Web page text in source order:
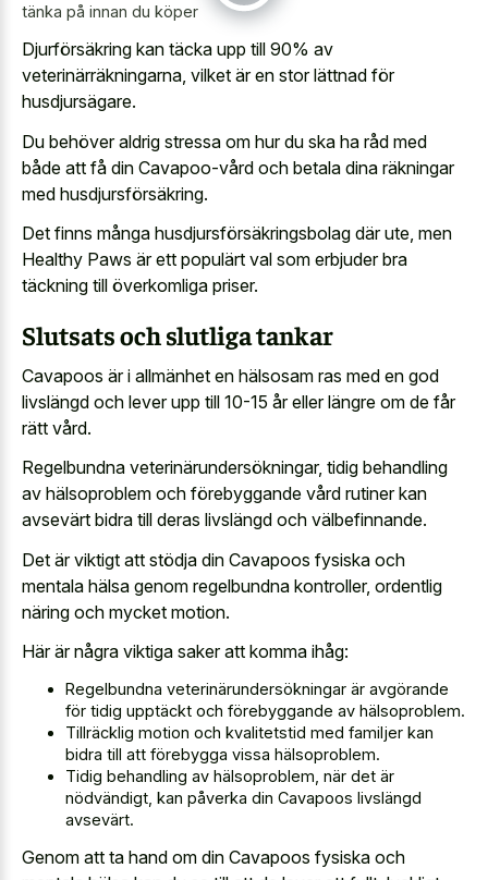
tänka på innan du köper
Djurförsäkring kan täcka upp till 90% av
veterinärräkningarna, vilket är en stor lättnad för
husdjursägare.
Du behöver aldrig stressa om hur du ska ha råd med
både att få din Cavapoo-vård och betala dina räkningar
med husdjursförsäkring.
Det finns många husdjursförsäkringsbolag där ute, men
Healthy Paws är ett populärt val som erbjuder bra
täckning till överkomliga priser.
Slutsats och slutliga tankar
Cavapoos är i allmänhet en hälsosam ras med en god
livslängd och lever upp till 10-15 år eller längre om de får
rätt vård.
Regelbundna veterinärundersökningar, tidig behandling
av hälsoproblem och förebyggande vård rutiner kan
avsevärt bidra till deras livslängd och välbefinnande.
Det är viktigt att stödja din Cavapoos fysiska och
mentala hälsa genom regelbundna kontroller, ordentlig
näring och mycket motion.
Här är några viktiga saker att komma ihåg:
Regelbundna veterinärundersökningar är avgörande
för tidig upptäckt och förebyggande av hälsoproblem.
Tillräcklig motion och kvalitetstid med familjer kan
bidra till att förebygga vissa hälsoproblem.
Tidig behandling av hälsoproblem, när det är
nödvändigt, kan påverka din Cavapoos livslängd
avsevärt.
Genom att ta hand om din Cavapoos fysiska och